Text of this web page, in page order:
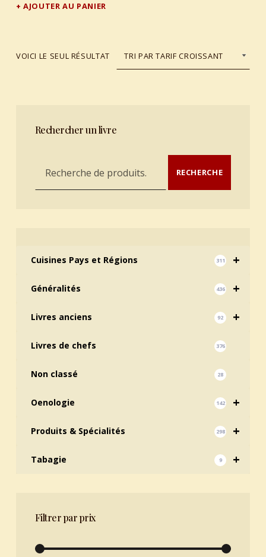
AJOUTER AU PANIER
VOICI LE SEUL RÉSULTAT
Rechercher un livre
Recherche pour : RECHERCHE
+
Cuisines Pays et Régions 311
+
Généralités 436
+
Livres anciens 92
Livres de chefs 376
Non classé 28
+
Oenologie 142
+
Produits & Spécialités 298
+
Tabagie 9
Filtrer par prix